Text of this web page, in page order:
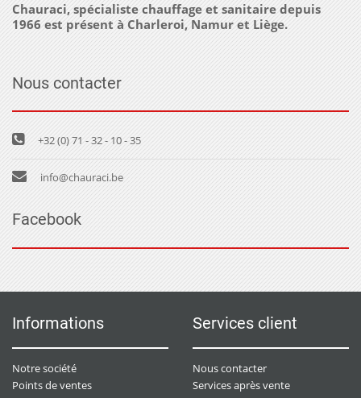
Chauraci, spécialiste chauffage et sanitaire depuis
1966 est présent à Charleroi, Namur et Liège.
Nous contacter
+32 (0) 71 - 32 - 10 - 35
info@chauraci.be
Facebook
Informations
Notre société
Points de ventes
Services client
Nous contacter
Services après vente